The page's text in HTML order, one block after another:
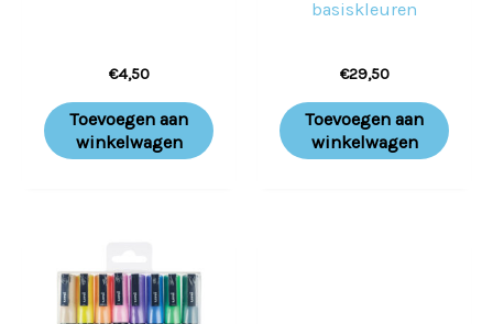
€4,50
Toevoegen aan
winkelwagen
basiskleuren
€29,50
Toevoegen aan
winkelwagen